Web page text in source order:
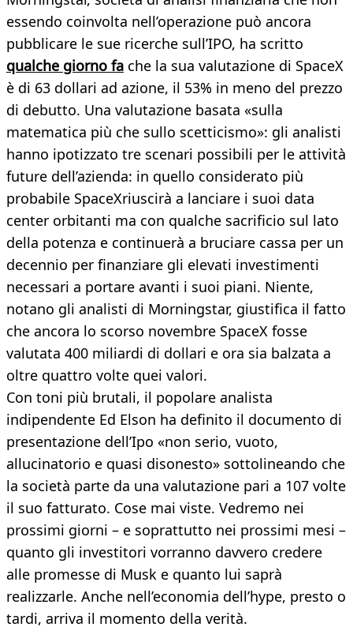
essendo coinvolta nell’operazione può ancora
pubblicare le sue ricerche sull’IPO, ha scritto
qualche giorno fa che la sua valutazione di SpaceX
è di 63 dollari ad azione, il 53% in meno del prezzo
di debutto. Una valutazione basata «sulla
matematica più che sullo scetticismo»: gli analisti
hanno ipotizzato tre scenari possibili per le attività
future dell’azienda: in quello considerato più
probabile SpaceXriuscirà a lanciare i suoi data
center orbitanti ma con qualche sacrificio sul lato
della potenza e continuerà a bruciare cassa per un
decennio per finanziare gli elevati investimenti
necessari a portare avanti i suoi piani. Niente,
notano gli analisti di Morningstar, giustifica il fatto
che ancora lo scorso novembre SpaceX fosse
valutata 400 miliardi di dollari e ora sia balzata a
oltre quattro volte quei valori.
Con toni più brutali, il popolare analista
indipendente Ed Elson ha definito il documento di
presentazione dell’Ipo «non serio, vuoto,
allucinatorio e quasi disonesto» sottolineando che
la società parte da una valutazione pari a 107 volte
il suo fatturato. Cose mai viste. Vedremo nei
prossimi giorni – e soprattutto nei prossimi mesi –
quanto gli investitori vorranno davvero credere
alle promesse di Musk e quanto lui saprà
realizzarle. Anche nell’economia dell’hype, presto o
tardi, arriva il momento della verità.